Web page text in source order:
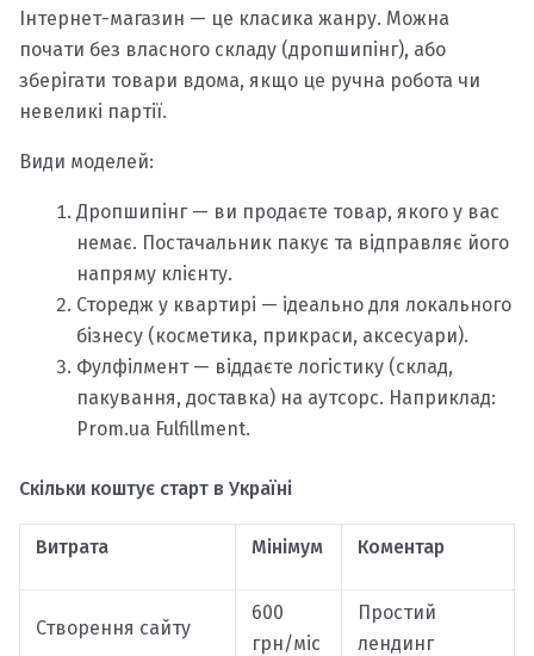
Інтернет-магазин — це класика жанру. Можна
почати без власного складу (дропшипінг), або
зберігати товари вдома, якщо це ручна робота чи
невеликі партії.
Види моделей:
Дропшипінг — ви продаєте товар, якого у вас
немає. Постачальник пакує та відправляє його
напряму клієнту.
Сторедж у квартирі — ідеально для локального
бізнесу (косметика, прикраси, аксесуари).
Фулфілмент — віддаєте логістику (склад,
пакування, доставка) на аутсорс. Наприклад:
Prom.ua Fulfillment.
Скільки коштує старт в Україні
Витрата Мінімум Коментар
Створення сайту
600
грн/міс
Простий
лендинг